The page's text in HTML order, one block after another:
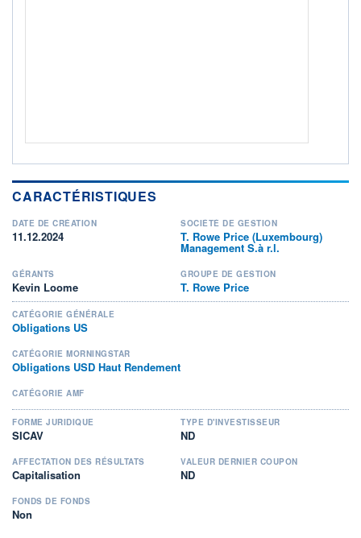
CARACTÉRISTIQUES
DATE DE CRÉATION
11.12.2024
SOCIÉTÉ DE GESTION
T. Rowe Price (Luxembourg)
Management S.à r.l.
GÉRANTS
Kevin Loome
GROUPE DE GESTION
T. Rowe Price
CATÉGORIE GÉNÉRALE
Obligations US
CATÉGORIE MORNINGSTAR
Obligations USD Haut Rendement
CATÉGORIE AMF
FORME JURIDIQUE
SICAV
TYPE D'INVESTISSEUR
ND
AFFECTATION DES RÉSULTATS
Capitalisation
VALEUR DERNIER COUPON
ND
FONDS DE FONDS
Non